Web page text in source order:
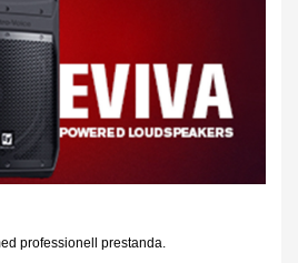
professionell prestanda.